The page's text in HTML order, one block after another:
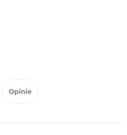
Opinie